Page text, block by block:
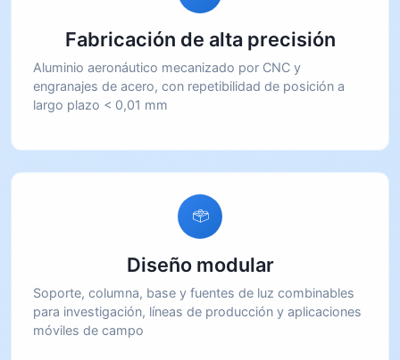
Fabricación de alta precisión
Aluminio aeronáutico mecanizado por CNC y
engranajes de acero, con repetibilidad de posición a
largo plazo < 0,01 mm
Diseño modular
Soporte, columna, base y fuentes de luz combinables
para investigación, líneas de producción y aplicaciones
móviles de campo